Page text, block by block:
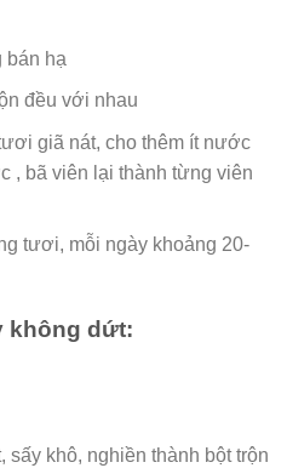
bán hạ
đều với nhau
giã nát, cho thêm ít nước
, bã viên lại thành từng viên
tươi, mỗi ngày khoảng 20-
không dứt:
khô, nghiền thành bột trộn